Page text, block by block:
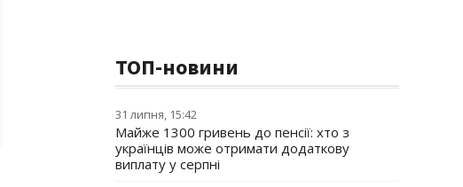
ТОП-новини
31 липня, 15:42
Майже 1300 гривень до пенсії: хто з
українців може отримати додаткову
виплату у серпні